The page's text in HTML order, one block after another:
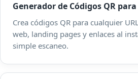
Generador de Códigos QR
Crea códigos QR para cualquier
web, landing pages y enlaces al
simple escaneo.